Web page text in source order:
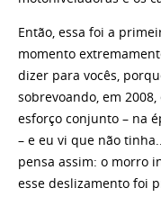
Então, essa foi a
momento
dizer para vocês,
sobrevoando, em
esforço conjunto – na
– e eu vi que não
pensa assim: o morro
esse deslizamento foi